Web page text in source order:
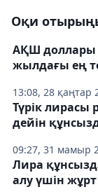
Оқи
13:08, 28 қаңтар
АҚШ доллары
жылдағы ең
09:27, 31 мамыр
Түрік лирасы
дейін
Лира
алу үшін